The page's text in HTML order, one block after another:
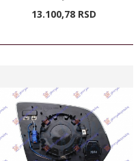
13.100,78 RSD